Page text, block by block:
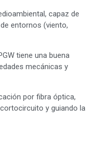
capaz de
entornos (viento,
tiene una buena
mecánicas y
por fibra óptica,
y guiando la